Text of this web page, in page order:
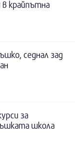
крайпътна
седнал зад
за
школа